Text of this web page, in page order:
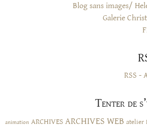
Blog sans images/
Galerie
RSS -
Tenter de
animation ARCHIVES ARCHIVES WEB atelier